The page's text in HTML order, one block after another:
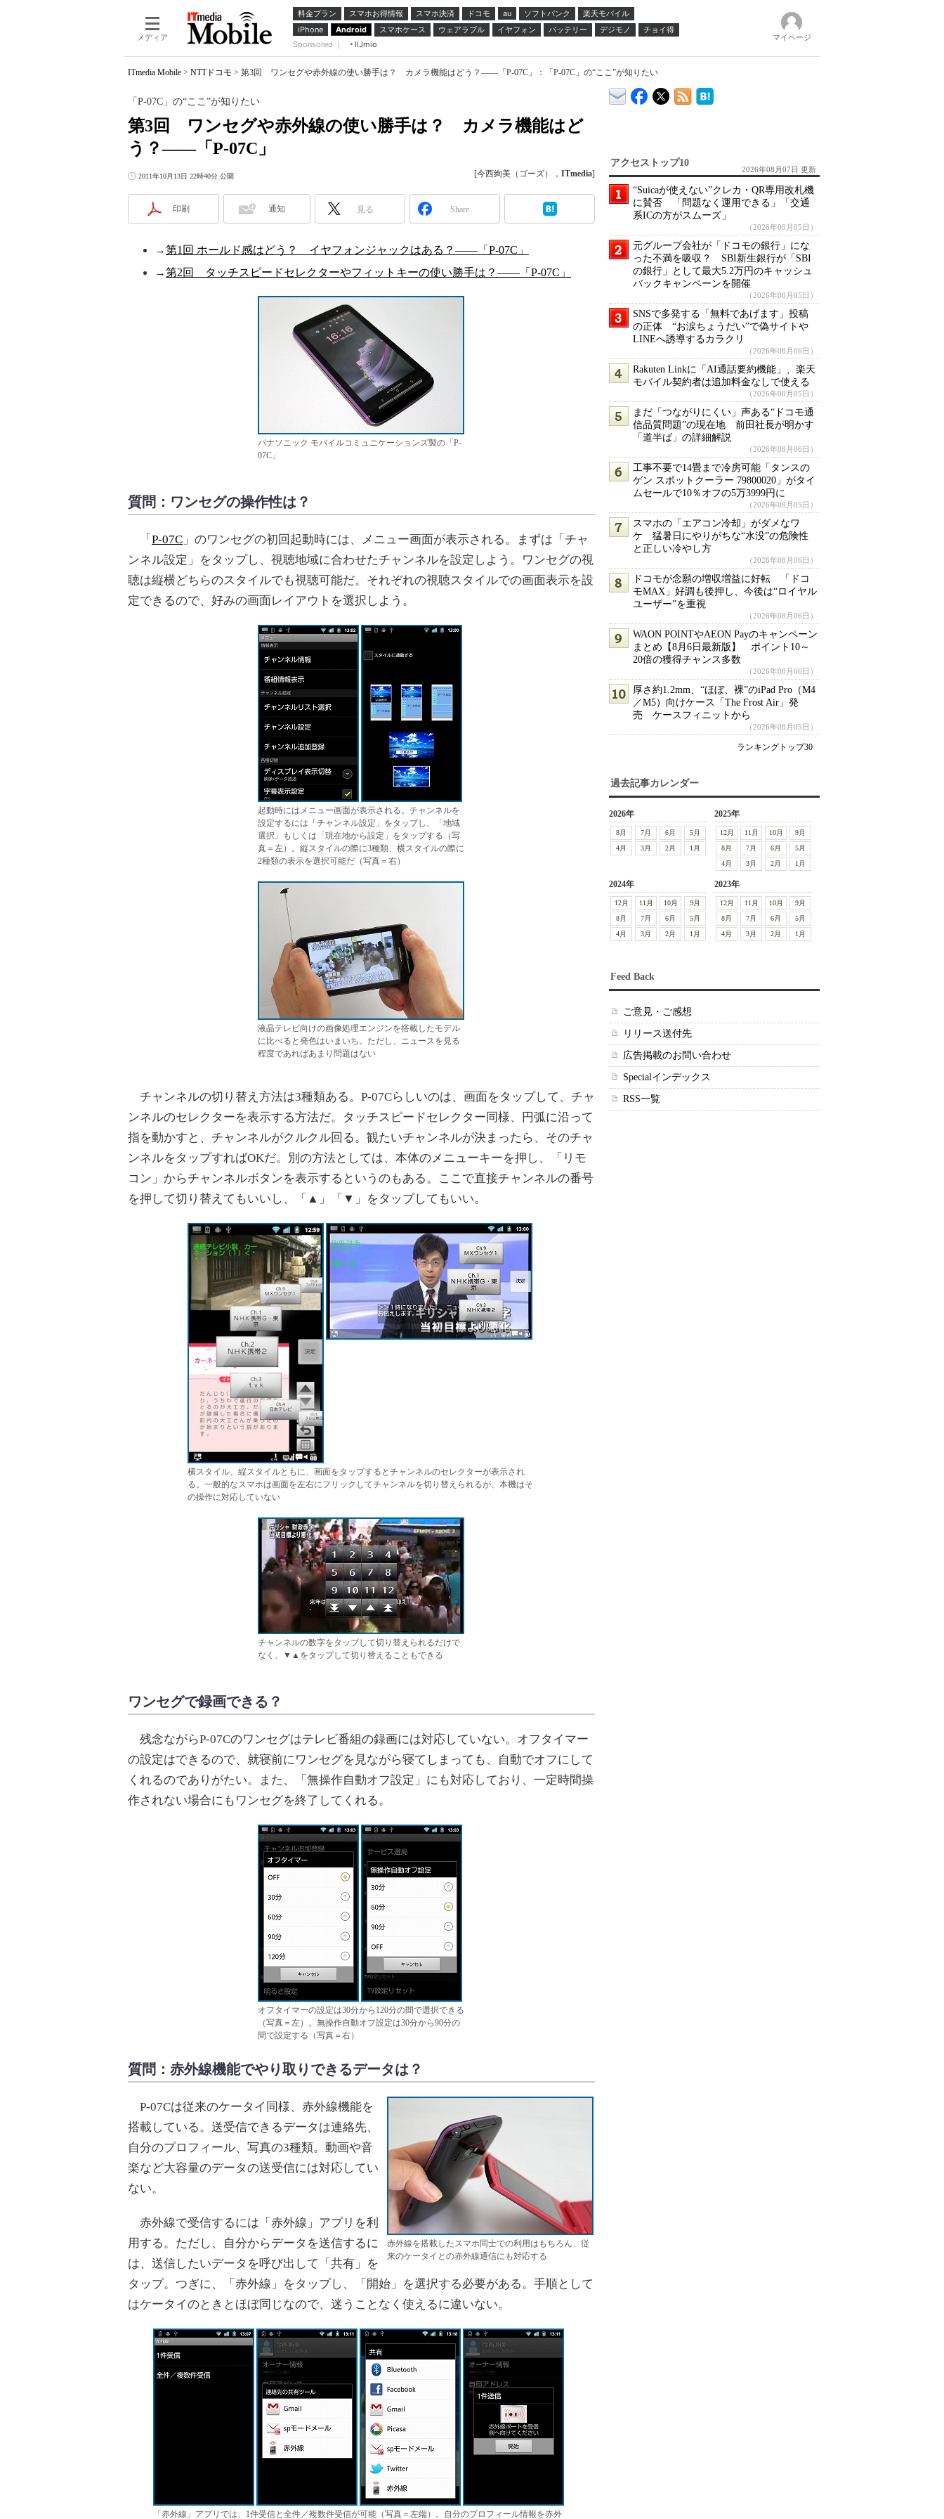
メディア
料金プラン スマホお得情報 スマホ決済 ドコモ au ソフトバンク
楽天モバイル
iPhone
Android スマホケース ウェアラブル イヤフォン バッテリー デジモノ
チョイ得
Sponsored ｜
IIJmio
マイページ
ITmedia Mobile > NTTドコモ > 第3回 ワンセグや赤外線の使い勝手は？ カメラ機能はどう？――「P-07C」：「P-07C」の“ここ”が知りたい
第3回 ワンセグや赤外線の使い勝手は？ カメラ機能はど
う？――「P-07C」
「P-07C」の“ここ”が知りたい
2011年10月13日 22時40分 公開 [今西絢美（ゴーズ）， ITmedia]
印刷 通知 見る Share
→第1回 ホールド感はどう？ イヤフォンジャックはある？――「P-07C」
→第2回 タッチスピードセレクターやフィットキーの使い勝手は？――「P-07C」
パナソニック モバイルコミュニケーションズ製の「P-
07C」
質問：ワンセグの操作性は？
「 P-07C 」のワンセグの初回起動時には、メニュー画面が表示される。まずは「チャ
ンネル設定」をタップし、視聴地域に合わせたチャンネルを設定しよう。ワンセグの視
聴は縦横どちらのスタイルでも視聴可能だ。それぞれの視聴スタイルでの画面表示を設
定できるので、好みの画面レイアウトを選択しよう。
起動時にはメニュー画面が表示される。チャンネルを
設定するには「チャンネル設定」をタップし、「地域
選択」もしくは「現在地から設定」をタップする（写
真＝左）。縦スタイルの際に3種類、横スタイルの際に
2種類の表示を選択可能だ（写真＝右）
液晶テレビ向けの画像処理エンジンを搭載したモデル
に比べると発色はいまいち。ただし、ニュースを見る
程度であればあまり問題はない
チャンネルの切り替え方法は3種類ある。P-07Cらしいのは、画面をタップして、チャ
ンネルのセレクターを表示する方法だ。タッチスピードセレクター同様、円弧に沿って
指を動かすと、チャンネルがクルクル回る。観たいチャンネルが決まったら、そのチャ
ンネルをタップすればOKだ。別の方法としては、本体のメニューキーを押し、「リモ
コン」からチャンネルボタンを表示するというのもある。ここで直接チャンネルの番号
を押して切り替えてもいいし、「▲」「▼」をタップしてもいい。
横スタイル、縦スタイルともに、画面をタップするとチャンネルのセレクターが表示され
る。一般的なスマホは画面を左右にフリックしてチャンネルを切り替えられるが、本機はそ
の操作に対応していない
チャンネルの数字をタップして切り替えられるだけで
なく、▼▲をタップして切り替えることもできる
ワンセグで録画できる？
残念ながらP-07Cのワンセグはテレビ番組の録画には対応していない。オフタイマー
の設定はできるので、就寝前にワンセグを見ながら寝てしまっても、自動でオフにして
くれるのでありがたい。また、「無操作自動オフ設定」にも対応しており、一定時間操
作されない場合にもワンセグを終了してくれる。
オフタイマーの設定は30分から120分の間で選択できる
（写真＝左）。無操作自動オフ設定は30分から90分の
間で設定する（写真＝右）
質問：赤外線機能でやり取りできるデータは？
赤外線を搭載したスマホ同士での利用はもちろん、従
来のケータイとの赤外線通信にも対応する
P-07Cは従来のケータイ同様、赤外線機能を
搭載している。送受信できるデータは連絡先、
自分のプロフィール、写真の3種類。動画や音
楽など大容量のデータの送受信には対応してい
ない。
赤外線で受信するには「赤外線」アプリを利
用する。ただし、自分からデータを送信するに
は、送信したいデータを呼び出して「共有」を
タップ。つぎに、「赤外線」をタップし、「開始」を選択する必要がある。手順として
はケータイのときとほぼ同じなので、迷うことなく使えるに違いない。
「赤外線」アプリでは、1件受信と全件／複数件受信が可能（写真＝左端）。自分のプロフィール情報を赤外
アクセストップ10
2026年08月07日 更新
“Suicaが使えない”クレカ・QR専用改札機
に賛否 「問題なく運用できる」「交通
系ICの方がスムーズ」
（2026年08月05日）
元グループ会社が「ドコモの銀行」にな
った不満を吸収？ SBI新生銀行が「SBI
の銀行」として最大5.2万円のキャッシュ
バックキャンペーンを開催
（2026年08月05日）
SNSで多発する「無料であげます」投稿
の正体 “お涙ちょうだい”で偽サイトや
LINEへ誘導するカラクリ
（2026年08月06日）
Rakuten Linkに「AI通話要約機能」、楽天
モバイル契約者は追加料金なしで使える
（2026年08月05日）
まだ「つながりにくい」声ある“ドコモ通
信品質問題”の現在地 前田社長が明かす
「道半ば」の詳細解説
（2026年08月06日）
工事不要で14畳まで冷房可能「タンスの
ゲン スポットクーラー 79800020」がタイ
ムセールで10％オフの5万3999円に
（2026年08月05日）
スマホの「エアコン冷却」がダメなワ
ケ 猛暑日にやりがちな“水没”の危険性
と正しい冷やし方
（2026年08月06日）
ドコモが念願の増収増益に好転 「ドコ
モMAX」好調も後押し、今後は“ロイヤル
ユーザー”を重視
（2026年08月06日）
WAON POINTやAEON Payのキャンペーン
まとめ【8月6日最新版】 ポイント10～
20倍の獲得チャンス多数
（2026年08月06日）
厚さ約1.2mm、“ほぼ、裸”のiPad Pro（M4
／M5）向けケース「The Frost Air」発
売 ケースフィニットから
（2026年08月05日）
ランキングトップ30
過去記事カレンダー
2026年
8月 7月 6月
5月
4月
3月 2月 1月
2025年
12月 11月 10月
9月
8月
7月 6月
5月
4月
3月 2月 1月
2024年
12月 11月 10月
9月
8月
7月 6月
5月
4月
3月 2月 1月
2023年
12月 11月 10月
9月
8月
7月 6月
5月
4月
3月 2月 1月
Feed Back
ご意見・ご感想
リリース送付先
広告掲載のお問い合わせ
Specialインデックス
RSS一覧